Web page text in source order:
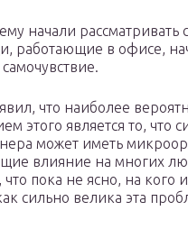
начали рассматривать
работающие в офисе,
что наиболее
этого является то, что
может иметь
влияние на многих
что пока не ясно, на кого
сильно велика эта